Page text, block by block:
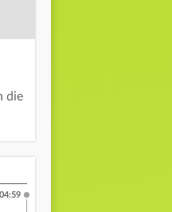
die
04:59